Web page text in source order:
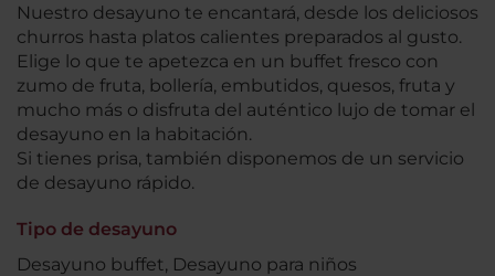
Nuestro desayuno te encantará, desde los deliciosos
churros hasta platos calientes preparados al gusto.
Elige lo que te apetezca en un buffet fresco con
zumo de fruta, bollería, embutidos, quesos, fruta y
mucho más o disfruta del auténtico lujo de tomar el
desayuno en la habitación.
Si tienes prisa, también disponemos de un servicio
de desayuno rápido.
Tipo de desayuno
Desayuno buffet, Desayuno para niños